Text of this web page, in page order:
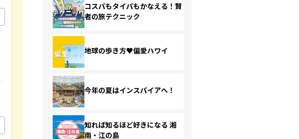
コスパもタイパもかなえる！賢
者の旅テクニック
地球の歩き方♥偏愛ハワイ
今年の夏はインスパイアへ！
知れば知るほど好きになる 湘
南・江の島